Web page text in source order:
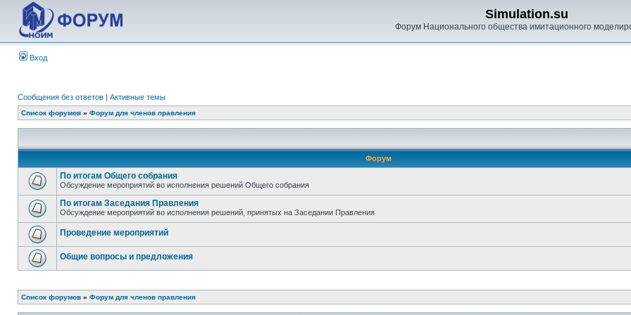
Simulation.su
Форум Национального общества имитационного
Вход
Сообщения без ответов | Активные темы
Список форумов » Форум для членов правления
Форум
По итогам Общего собрания
Обсуждение мероприятий во исполнения решений Общего собрания
По итогам Заседания Правления
Обсуждение мероприятий во исполнения решений, принятых на Заседании Правления
Проведение мероприятий
Общие вопросы и предложения
Список форумов » Форум для членов правления